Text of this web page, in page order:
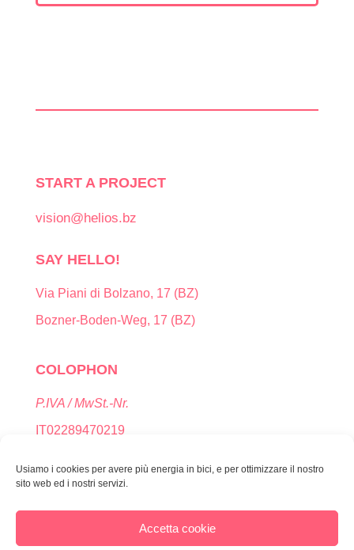
Usiamo i cookies per avere più energia in bici, e per ottimizzare il nostro
sito web ed i nostri servizi.
Accetta cookie
START A PROJECT
vision@helios.bz
SAY HELLO!
Via Piani di Bolzano, 17 (BZ)
Bozner-Boden-Weg, 17 (BZ)
COLOPHON
P.IVA / MwSt.-Nr.
IT02289470219
PRIVACY
Codice Destinatario / Empfängerkodex